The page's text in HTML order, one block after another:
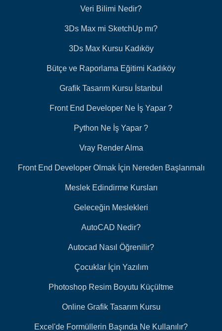
Veri Bilimi Nedir?
3Ds Max mi SketchUp mı?
3Ds Max Kursu Kadıköy
Bütçe ve Raporlama Eğitimi Kadıköy
Grafik Tasarım Kursu İstanbul
Front End Developer Ne İş Yapar ?
Python Ne İş Yapar ?
Vray Render Alma
Front End Developer Olmak İçin Nereden Başlanmalı
Meslek Edindirme Kursları
Geleceğin Meslekleri
AutoCAD Nedir?
Autocad Nasıl Öğrenilir?
Çocuklar İçin Yazılım
Photoshop Resim Boyutu Küçültme
Online Grafik Tasarım Kursu
Excel'de Formüllerin Başında Ne Kullanılır?